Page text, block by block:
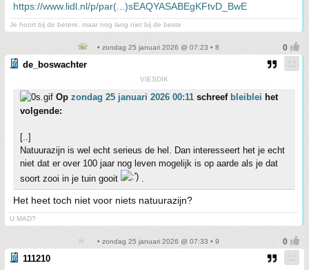
https://www.lidl.nl/p/par(...)sEAQYASABEgKFtvD_BwE
Je hoort bij de betere, maar nog lang niet bij de beste
• zondag 25 januari 2026 @ 07:23 • 8
de_boswachter
VIESDIK
Op zondag 25 januari 2026 00:11 schreef bleiblei het
volgende:
[..]
Natuurazijn is wel echt serieus de hel. Dan interesseert het je echt
niet dat er over 100 jaar nog leven mogelijk is op aarde als je dat
soort zooi in je tuin gooit
.
Het heet toch niet voor niets natuurazijn?
U MAD?
• zondag 25 januari 2026 @ 07:33 • 9
111210